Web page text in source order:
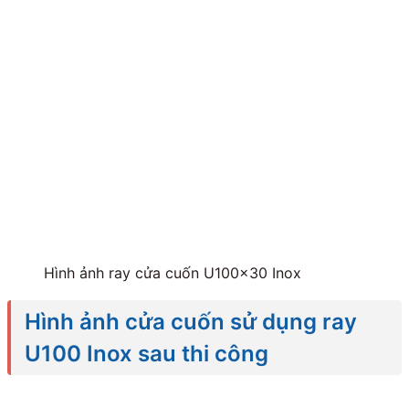
Hình ảnh ray cửa cuốn U100x30 Inox
Hình ảnh cửa cuốn sử dụng ray
U100 Inox sau thi công